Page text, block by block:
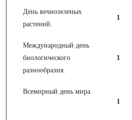
День вечнозеленых
растений.
1
Международный день
биологического
разнообразия.
1
Всемирный день мира.
1